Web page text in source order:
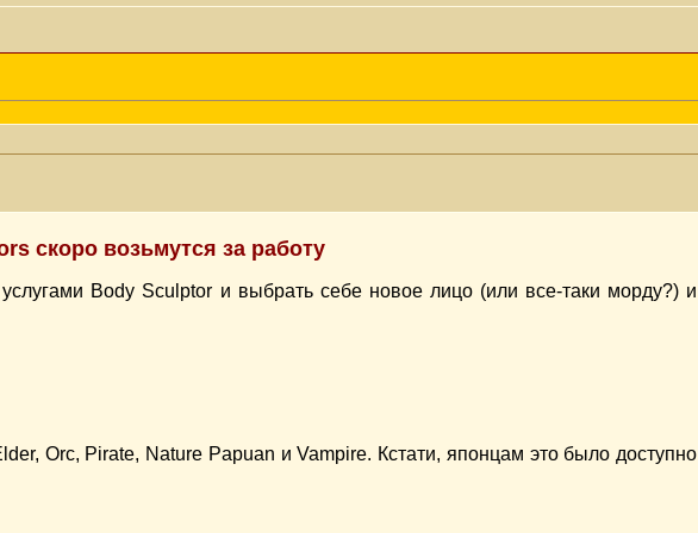
скоро возьмутся за работу
Body Sculptor и выбрать себе новое лицо (или все-таки морду?) и
Orc, Pirate, Nature Papuan и Vampire. Кстати, японцам это было доступно